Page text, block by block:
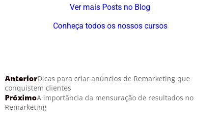
Ver mais Posts no Blog
Conheça todos os nossos cursos
AnteriorDicas para criar anúncios de Remarketing que
conquistem clientes
PróximoA importância da mensuração de resultados no
Remarketing